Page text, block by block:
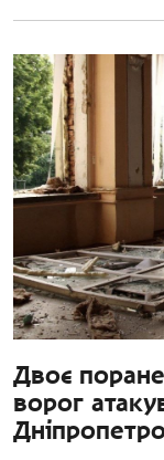
Двоє
ворог